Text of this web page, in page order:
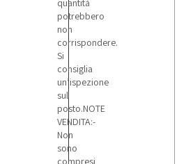
quantità
potrebbero
non
corrispondere.
Si
consiglia
un’ispezione
sul
posto.NOTE
VENDITA:-
Non
sono
compresi